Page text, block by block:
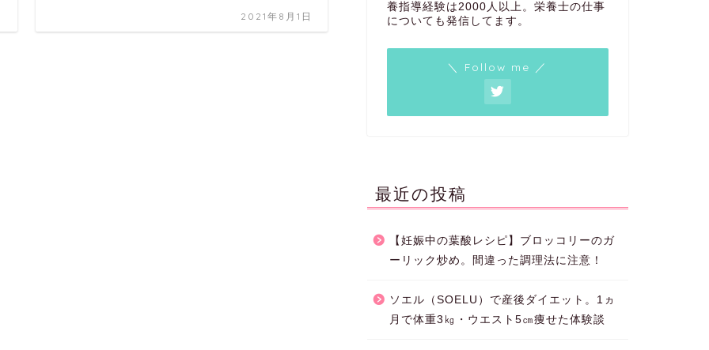
2021年8月1日
養指導経験は2000人以上。栄養士の仕事
についても発信してます。
＼ Follow me ／
最近の投稿
【妊娠中の葉酸レシピ】ブロッコリーのガ
ーリック炒め。間違った調理法に注意！
ソエル（SOELU）で産後ダイエット。1ヵ
月で体重3㎏・ウエスト5㎝痩せた体験談